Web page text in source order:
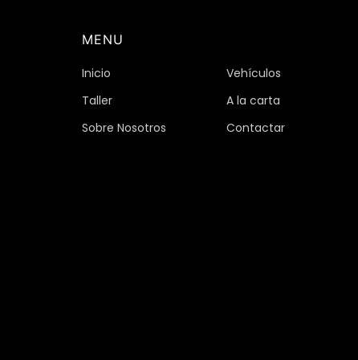
MENU
Inicio
Vehículos
Taller
A la carta
Sobre Nosotros
Contactar